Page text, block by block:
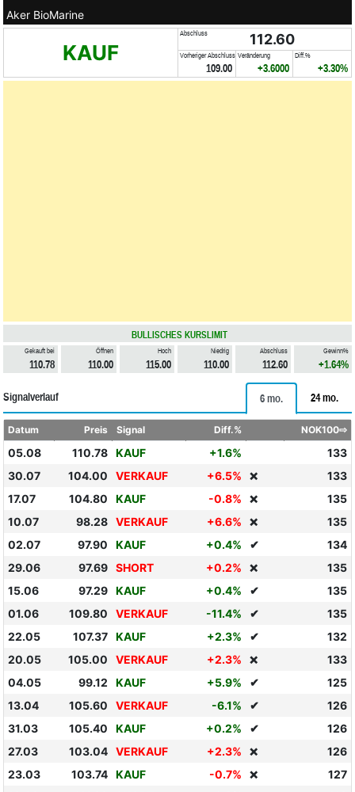
Aker BioMarine
KAUF
Abschluss 112.60
Vorheriger Abschluss
109.00
Veränderung
+3.6000
Diff.%
+3.30%
BULLISCHES KURSLIMIT
Gekauft bei
110.78
Öffnen
110.00
Hoch
115.00
Niedrig
110.00
Abschluss
112.60
Gewinn%
+1.64%
Signalverlauf 6 mo. 24 mo.
Datum Preis Signal Diff.% NOK100⇨
05.08 110.78 KAUF +1.6%
133
30.07
104.00 VERKAUF +6.5% ❌
133
17.07
104.80 KAUF -0.8% ❌
135
10.07
98.28 VERKAUF +6.6% ❌
135
02.07
97.90 KAUF +0.4% ✔
134
29.06
97.69 SHORT +0.2% ❌
135
15.06
97.29 KAUF +0.4% ✔
135
01.06
109.80 VERKAUF -11.4% ✔
135
22.05
107.37 KAUF +2.3% ✔
132
20.05
105.00 VERKAUF +2.3% ❌
133
04.05
99.12 KAUF +5.9% ✔
125
13.04
105.60 VERKAUF -6.1% ✔
126
31.03
105.40 KAUF +0.2% ✔
126
27.03
103.04 VERKAUF +2.3% ❌
126
23.03
103.74 KAUF -0.7% ❌
127